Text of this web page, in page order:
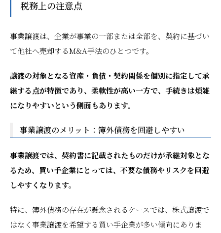
税務上の注意点
事業譲渡は、企業が事業の一部または全部を、契約に基づい
て他社へ売却するM&A手法のひとつです。
譲渡の対象となる資産・負債・契約関係を個別に指定して承
継する点が特徴であり、柔軟性が高い一方で、手続きは煩雑
になりやすいという側面もあります。
事業譲渡のメリット：簿外債務を回避しやすい
事業譲渡では、契約書に記載されたものだけが承継対象とな
るため、買い手企業にとっては、不要な債務やリスクを回避
しやすくなります。
特に、簿外債務の存在が懸念されるケースでは、株式譲渡で
はなく事業譲渡を希望する買い手企業が多い傾向にありま